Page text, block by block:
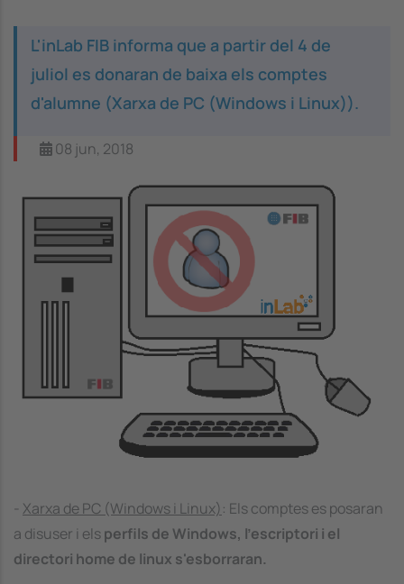
L'inLab FIB informa que a partir del 4 de
juliol es donaran de baixa els comptes
d'alumne (Xarxa de PC (Windows i Linux)).
08 jun, 2018
Xarxa de PC (Windows i Linux): Els comptes es posaran
a disuser i elsperfils de Windows, l'escriptori i el
directori home de linux s'esborraran.